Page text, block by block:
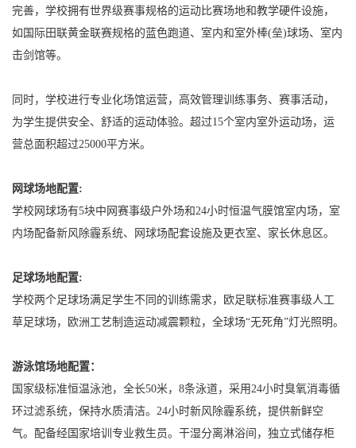
完善，学校拥有世界级赛事规格的运动比赛场地和教学硬件设施，
如国际田联黄金联赛规格的蓝色跑道、室内和室外棒(垒)球场、室内
击剑馆等。
同时，学校进行专业化场馆运营，高效管理训练事务、赛事活动，
为学生提供安全、舒适的运动体验。超过15个室内室外运动场，运
营总面积超过25000平方米。
网球场地配置:
学校网球场有5块中网赛事级户外场和24小时恒温气膜馆室内场，室
内场配备新风除霾系统、网球场配套设施及更衣室、家长休息区。
足球场地配置:
学校两个足球场满足学生不同的训练需求，欧足联标准赛事级人工
草足球场，欧洲工艺制造运动减震颗粒，全球场“无死角”灯光照明。
游泳馆场地配置：
国家级标准恒温泳池，全长50米，8条泳道，采用24小时臭氧消毒循
环过滤系统，保持水质清洁。24小时新风除霾系统，提供新鲜空
气。配备经国家培训专业救生员。干湿分离淋浴间，独立式储存柜